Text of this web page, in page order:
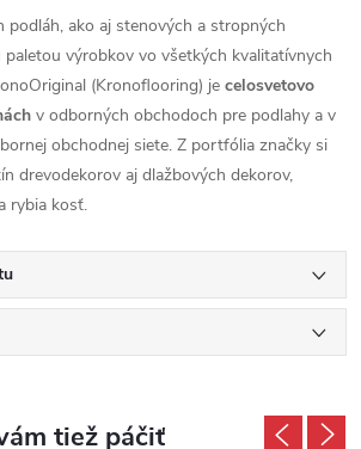
podláh, ako aj stenových a stropných
výrobkov vo všetkých kvalitatívnych
(Kronoflooring) je celosvetovo
v odborných obchodoch pre podlahy a v
obchodnej siete. Z portfólia značky si
drevodekorov aj dlažbových dekorov,
rybia kosť.